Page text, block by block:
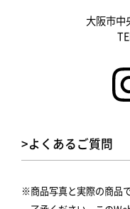
大阪市中
>よくあるご質問
商品写真と実際の商品